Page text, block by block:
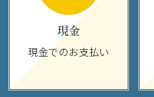
現金
現金でのお支払い